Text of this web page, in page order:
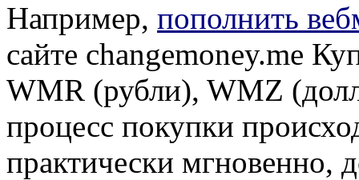
Например, пополнить
сайте changemoney.me
WMR (рубли), WMZ
процесс покупки
практически мгновенно,